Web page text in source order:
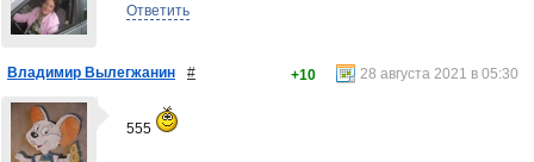
Ответить
Владимир Вылегжанин # 28 августа 2021 в 05:30
+10
555